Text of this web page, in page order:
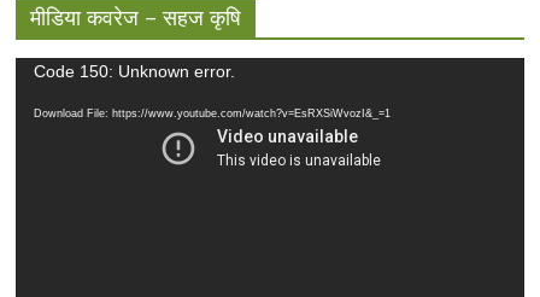
मीडिया कवरेज – सहज कृषि
Video
Code 150: Unknown error.
Download File: https://www.youtube.com/watch?v=EsRXSiWvozI&_=1